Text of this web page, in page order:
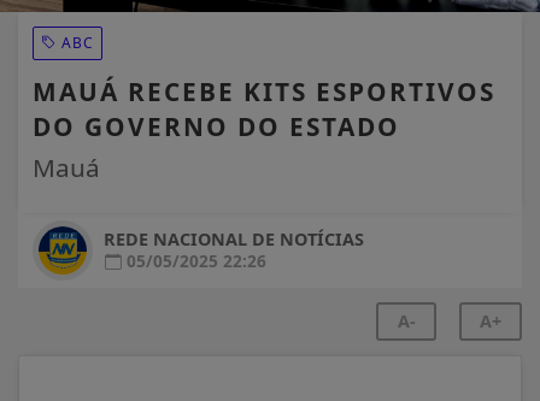
ABC
MAUÁ RECEBE KITS ESPORTIVOS
DO GOVERNO DO ESTADO
Mauá
REDE NACIONAL DE NOTÍCIAS
05/05/2025 22:26
A- A+